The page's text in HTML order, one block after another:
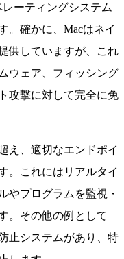
ーティングシステム
。確かに、Macはネイ
供していますが、これ
ウェア、フィッシング
攻撃に対して完全に免
え、適切なエンドポイ
。これにはリアルタイ
やプログラムを監視・
。その他の例として
止システムがあり、特